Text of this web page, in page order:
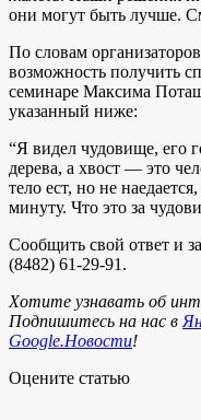
они могут быть лучше.
По словам
возможность получить
семинаре Максима
указанный ниже:
“Я видел чудовище, его
дерева, а хвост — это
тело ест, но не
минуту. Что это за
Сообщить свой ответ и
(8482) 61-29-91.
Хотите узнавать об
Подпишитесь на нас в
Google.Новости!
Оцените статью